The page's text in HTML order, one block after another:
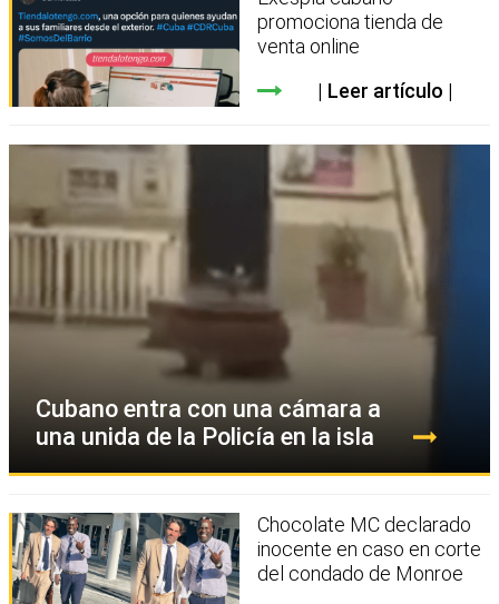
promociona tienda de
venta online
Leer artículo
Cubano entra con una cámara a
una unida de la Policía en la isla
Chocolate MC declarado
inocente en caso en corte
del condado de Monroe